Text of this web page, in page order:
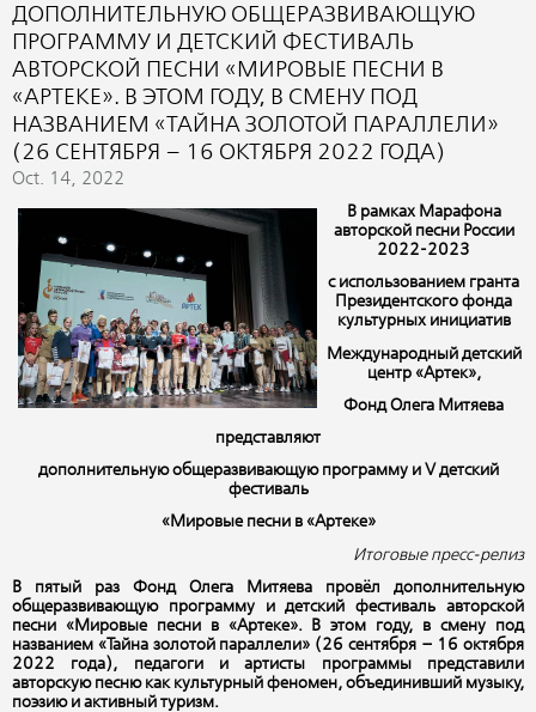
ДОПОЛНИТЕЛЬНУЮ ОБЩЕРАЗВИВАЮЩУЮ
ПРОГРАММУ И ДЕТСКИЙ ФЕСТИВАЛЬ
АВТОРСКОЙ ПЕСНИ «МИРОВЫЕ ПЕСНИ В
«АРТЕКЕ». В ЭТОМ ГОДУ, В СМЕНУ ПОД
НАЗВАНИЕМ «ТАЙНА ЗОЛОТОЙ ПАРАЛЛЕЛИ»
(26 СЕНТЯБРЯ – 16 ОКТЯБРЯ 2022 ГОДА)
Oct. 14, 2022
В рамках Марафона
авторской песни России
2022-2023
с использованием гранта
Президентского фонда
культурных инициатив
Международный детский
центр «Артек»,
Фонд Олега Митяева
представляют
дополнительную общеразвивающую программу и Vдетский
фестиваль
«Мировые песни в «Артеке»
Итоговые пресс-релиз
В пятый раз Фонд Олега Митяева провёл дополнительную
общеразвивающую программу и детский фестиваль авторской
песни «Мировые песни в «Артеке». В этом году, в смену под
названием «Тайна золотой параллели» (26 сентября – 16 октября
2022 года), педагоги и артисты программы представили
авторскую песню как культурный феномен, объединивший музыку,
поэзию и активный туризм.